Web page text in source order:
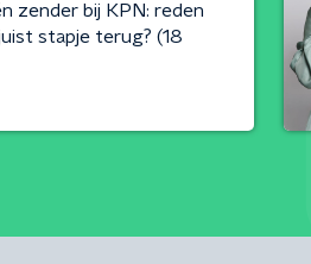
zender bij KPN: reden
stapje terug? (18